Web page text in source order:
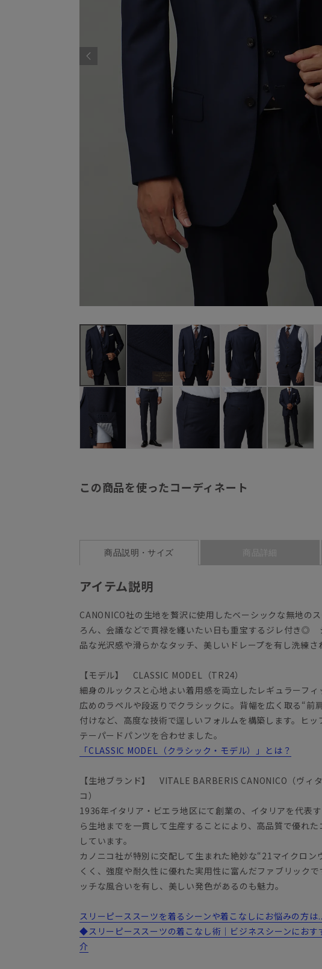
この商品を使ったコーディネート
商品説明・サイズ 商品詳細
アイテム説明
CANONICO社の生地を贅沢に使用したベーシックな無地の
ろん、会議などで貫禄を纏いたい日も重宝するジレ付き◎
品な光沢感や滑らかなタッチ、美しいドレープを有し洗練さ
【モデル】 CLASSIC MODEL（TR24）
細身のルックスと心地よい着用感を両立したレギュラーフィ
広めのラペルや段返りでクラシックに。背幅を広く取る“前
付けなど、高度な技術で逞しいフォルムを構築します。ヒ
テーパードパンツを合わせました。
「CLASSIC MODEL（クラシック・モデル）」とは？
【生地ブランド】 VITALE BARBERIS CANONICO（ヴィ
コ）
1936年イタリア・ビエラ地区にて創業の、イタリアを代表
ら生地までを一貫して生産することにより、高品質で優れ
しています。
カノニコ社が特別に交配して生まれた絶妙な“21マイクロン
くく、強度や耐久性に優れた実用性に富んだファブリック
ッチな風合いを有し、美しい発色があるのも魅力。
スリーピーススーツを着るシーンや着こなしにお悩みの方は
◆スリーピーススーツの着こなし術｜ビジネスシーンにおす
介